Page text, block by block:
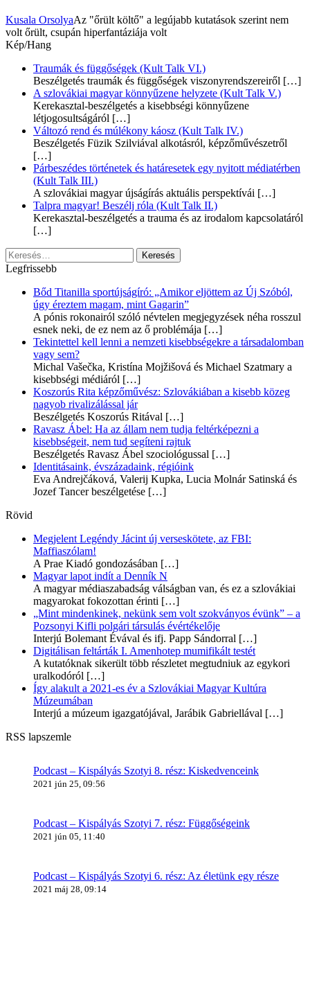
Kusala OrsolyaAz "őrült költő" a legújabb kutatások szerint nem
volt őrült, csupán hiperfantáziája volt
Kép/Hang
Traumák és függőségek (Kult Talk VI.)
Beszélgetés traumák és függőségek viszonyrendszereiről […]
A szlovákiai magyar könnyűzene helyzete (Kult Talk V.)
Kerekasztal-beszélgetés a kisebbségi könnyűzene
létjogosultságáról […]
Változó rend és múlékony káosz (Kult Talk IV.)
Beszélgetés Füzik Szilviával alkotásról, képzőművészetről
[…]
Párbeszédes történetek és határesetek egy nyitott médiatérben
(Kult Talk III.)
A szlovákiai magyar újságírás aktuális perspektívái […]
Talpra magyar! Beszélj róla (Kult Talk II.)
Kerekasztal-beszélgetés a trauma és az irodalom kapcsolatáról
[…]
Keresés:
Legfrissebb
Bőd Titanilla sportújságíró: „Amikor eljöttem az Új Szóból,
úgy éreztem magam, mint Gagarin”
A pónis rokonairól szóló névtelen megjegyzések néha rosszul
esnek neki, de ez nem az ő problémája […]
Tekintettel kell lenni a nemzeti kisebbségekre a társadalomban
vagy sem?
Michal Vašečka, Kristína Mojžišová és Michael Szatmary a
kisebbségi médiáról […]
Koszorús Rita képzőművész: Szlovákiában a kisebb közeg
nagyob rivalizálással jár
Beszélgetés Koszorús Ritával […]
Ravasz Ábel: Ha az állam nem tudja feltérképezni a
kisebbségeit, nem tud segíteni rajtuk
Beszélgetés Ravasz Ábel szociológussal […]
Identitásaink, évszázadaink, régióink
Eva Andrejčáková, Valerij Kupka, Lucia Molnár Satinská és
Jozef Tancer beszélgetése […]
Rövid
Megjelent Legéndy Jácint új verseskötete, az FBI:
Maffiaszólam!
A Prae Kiadó gondozásában […]
Magyar lapot indít a Denník N
A magyar médiaszabadság válságban van, és ez a szlovákiai
magyarokat fokozottan érinti […]
„Mint mindenkinek, nekünk sem volt szokványos évünk” – a
Pozsonyi Kifli polgári társulás évértékelője
Interjú Bolemant Évával és ifj. Papp Sándorral […]
Digitálisan feltárták I. Amenhotep mumifikált testét
A kutatóknak sikerült több részletet megtudniuk az egykori
uralkodóról […]
Így alakult a 2021-es év a Szlovákiai Magyar Kultúra
Múzeumában
Interjú a múzeum igazgatójával, Jarábik Gabriellával […]
RSS lapszemle
Podcast – Kispályás Szotyi 8. rész: Kiskedvenceink
2021 jún 25, 09:56
Podcast – Kispályás Szotyi 7. rész: Függőségeink
2021 jún 05, 11:40
Podcast – Kispályás Szotyi 6. rész: Az életünk egy része
2021 máj 28, 09:14